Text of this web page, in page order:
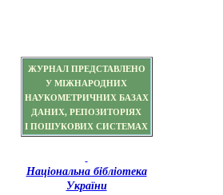
ЖУРНАЛ ПРЕДСТАВЛЕНО
У МІЖНАРОДНИХ
НАУКОМЕТРИЧНИХ БАЗАХ
ДАНИХ, РЕПОЗИТОРІЯХ
І ПОШУКОВИХ СИСТЕМАХ
Національна бібліотека
України